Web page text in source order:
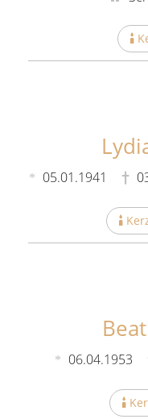
05.01.1941
06.04.1953